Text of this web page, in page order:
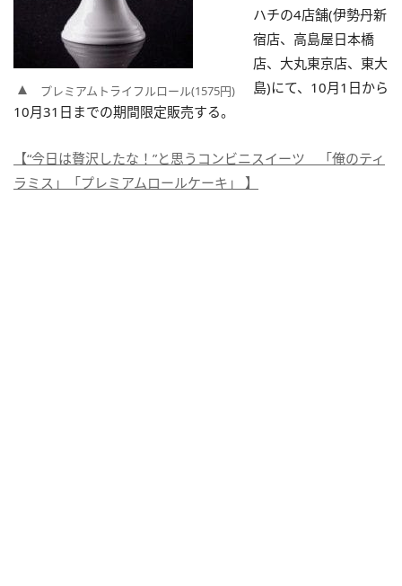
プレミアムトライフルロール(1575円)
ハチの4店舗(伊勢丹新
宿店、高島屋日本橋
店、大丸東京店、東大
島)にて、10月1日から
10月31日までの期間限定販売する。
【“今日は贅沢したな！”と思うコンビニスイーツ 「俺のティ
ラミス」「プレミアムロールケーキ」 】